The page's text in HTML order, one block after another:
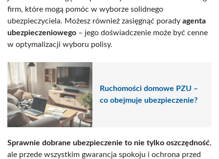
firm, które mogą pomóc w wyborze solidnego
ubezpieczyciela. Możesz również zasięgnąć porady agenta
ubezpieczeniowego – jego doświadczenie może być cenne
w optymalizacji wyboru polisy.
Ruchomości domowe PZU –
co obejmuje ubezpieczenie?
Sprawnie dobrane ubezpieczenie to nie tylko oszczędność,
ale przede wszystkim gwarancja spokoju i ochrona przed